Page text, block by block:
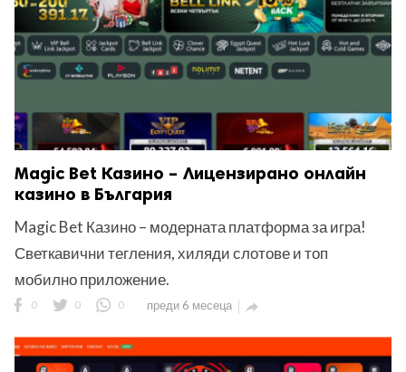
Magic Bet Казино – Лицензирано онлайн
казино в България
Magic Bet Казино – модерната платформа за игра!
Светкавични тегления, хиляди слотове и топ
мобилно приложение.
0 0 0 преди 6 месеца 